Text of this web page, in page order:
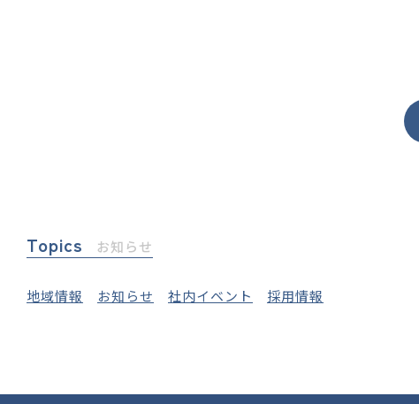
Topics お知らせ
地域情報 お知らせ 社内イベント 採用情報